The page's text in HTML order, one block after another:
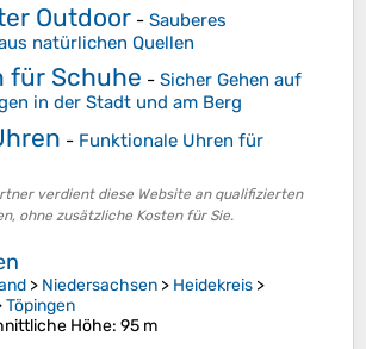
Outdoor - Sauberes
natürlichen Quellen
für Schuhe - Sicher Gehen auf
in der Stadt und am Berg
- Funktionale Uhren für
verdient diese Website an qualifizierten
ohne zusätzliche Kosten für Sie.
> Niedersachsen > Heidekreis >
Töpingen
Höhe: 95 m